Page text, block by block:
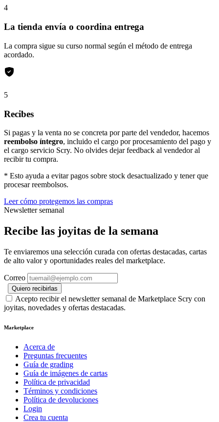
4
La tienda envía o coordina entrega
La compra sigue su curso normal según el método de entrega
acordado.
5
Recibes
Si pagas y la venta no se concreta por parte del vendedor, hacemos
reembolso íntegro, incluido el cargo por procesamiento del pago y
el cargo servicio Scry. No olvides dejar feedback al vendedor al
recibir tu compra.
* Esto ayuda a evitar pagos sobre stock desactualizado y tener que
procesar reembolsos.
Leer cómo protegemos las compras
Newsletter semanal
Recibe las joyitas de la semana
Te enviaremos una selección curada con ofertas destacadas, cartas
de alto valor y oportunidades reales del marketplace.
Correo
Quiero recibirlas
Acepto recibir el newsletter semanal de Marketplace Scry con
joyitas, novedades y ofertas destacadas.
Marketplace
Acerca de
Preguntas frecuentes
Guía de grading
Guía de imágenes de cartas
Política de privacidad
Términos y condiciones
Política de devoluciones
Login
Crea tu cuenta